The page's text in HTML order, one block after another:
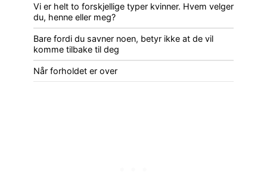
Vi er helt to forskjellige typer kvinner. Hvem velger
du, henne eller meg?
Bare fordi du savner noen, betyr ikke at de vil
komme tilbake til deg
Når forholdet er over